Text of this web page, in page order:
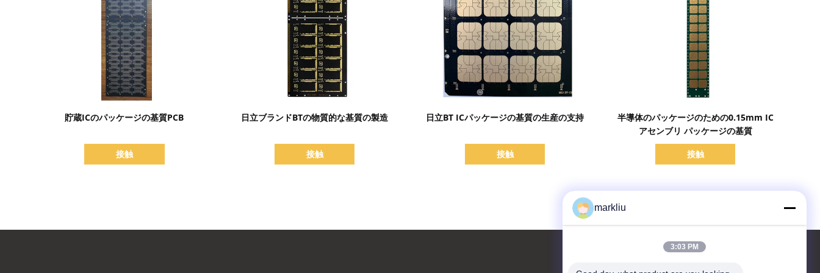
貯蔵ICのパッケージの基質PCB
接触
詳細を表示
日立ブランドBTの物質的な基質の製造
接触
詳細を表示
日立BT ICパッケージの基質の生産の支持
接触
半導体のパッケージのための0.15mm IC
アセンブリ パッケージの基質
接触
markliu
3:03 PM